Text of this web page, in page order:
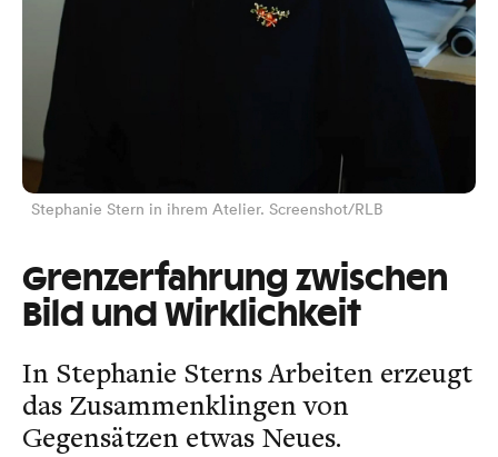
Stephanie Stern in ihrem Atelier. Screenshot/RLB
Grenzerfahrung zwischen
Bild und Wirklichkeit
In Stephanie Sterns Arbeiten erzeugt
das Zusammenklingen von
Gegensätzen etwas Neues.